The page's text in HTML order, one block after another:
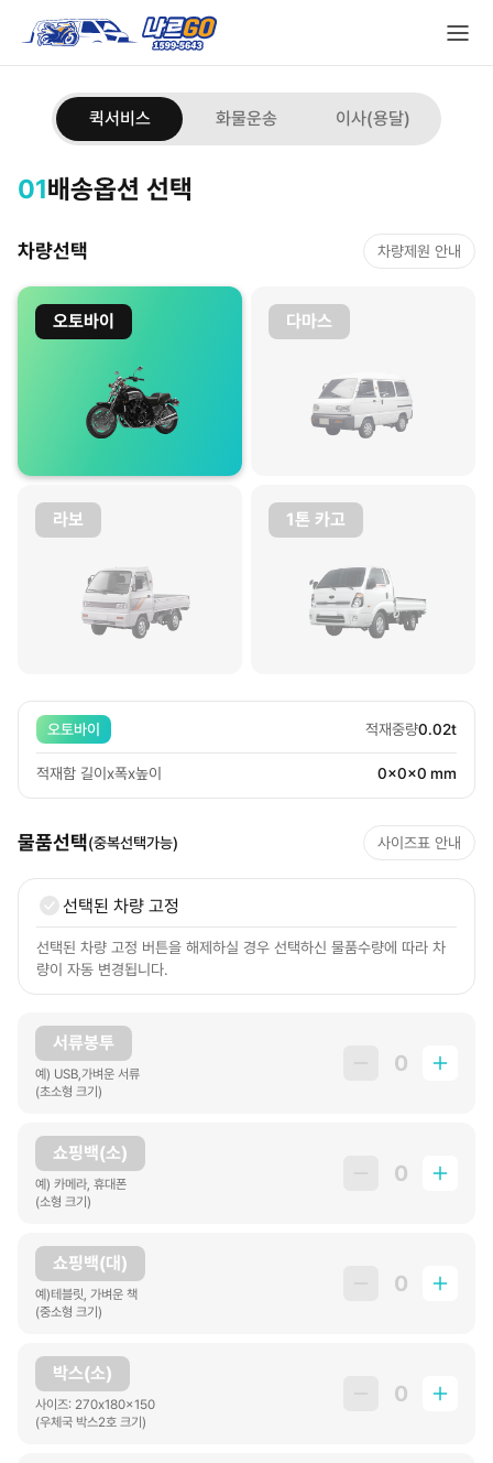
퀵서비스 · 화물운송 온라인 접수
전화 없이 온라인으로 퀵서비스, 화물운송를 접수하는 페이지입니다.
퀵서비스 화물운송 이사(용달)
01배송옵션 선택
차량선택 차량제원 안내
오토바이 다마스
라보 1톤 카고
오토바이 적재중량0.02t
적재함 길이x폭x높이 0x0x0 mm
물품선택(중복선택가능) 사이즈표 안내
선택된 차량 고정
선택된 차량 고정 버튼을 해제하실 경우 선택하신 물품수량에 따라 차
량이 자동 변경됩니다.
서류봉투
예) USB,가벼운 서류
(초소형 크기)
0
쇼핑백(소)
예) 카메라, 휴대폰
(소형 크기)
0
쇼핑백(대)
예)테블릿, 가벼운 책
(중소형 크기)
0
박스(소)
사이즈: 270x180x150
(우체국 박스2호 크기)
0